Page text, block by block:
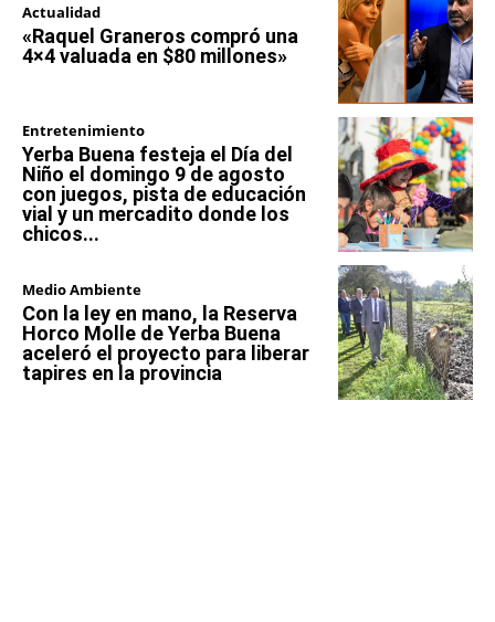
Actualidad
«Raquel Graneros compró una
4×4 valuada en $80 millones»
Entretenimiento
Yerba Buena festeja el Día del
Niño el domingo 9 de agosto
con juegos, pista de educación
vial y un mercadito donde los
chicos...
Medio Ambiente
Con la ley en mano, la Reserva
Horco Molle de Yerba Buena
aceleró el proyecto para liberar
tapires en la provincia